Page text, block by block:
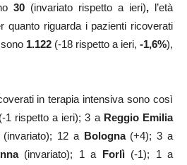
30 (invariato rispetto a ieri), l’età
quanto riguarda i pazienti ricoverati
1.122 (-18 rispetto a ieri, -1,6%),
in terapia intensiva sono così
(-1 rispetto a ieri); 3 a Reggio Emilia
(invariato); 12 a Bologna (+4); 3 a
(invariato); 1 a Forlì (-1); 1 a